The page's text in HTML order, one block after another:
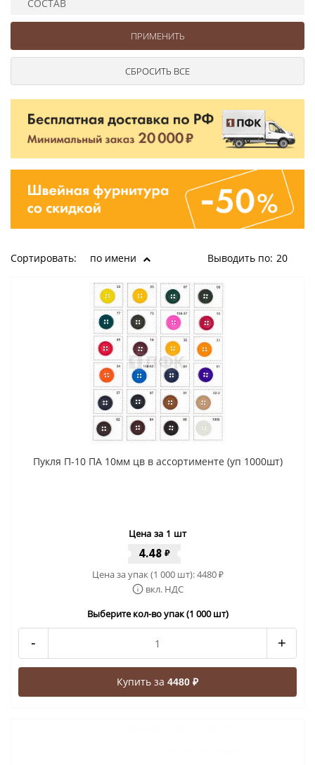
СОСТАВ
Сортировать: по имени Выводить по: 20
Пукля П-10 ПА 10мм цв в ассортименте (уп 1000шт)
Цена за 1 шт
4.48 ₽
Цена за упак (1 000 шт):4480₽
вкл. НДС
Выберите кол-во упак (1 000 шт)
- +
Купить за 4480 ₽
Ушковые
Шторные
Цепочки шарики с замком
Ткани
Шнуры